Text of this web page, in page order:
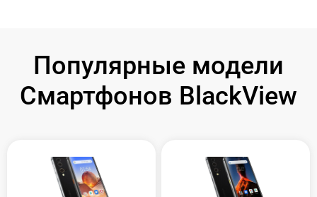
Популярные модели
Смартфонов BlackView